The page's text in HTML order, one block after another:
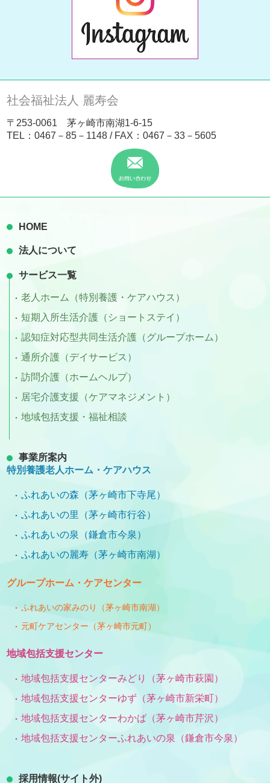
社会福祉法人 麗寿会
〒253-0061 茅ヶ崎市南湖1-6-15
TEL：0467－85－1148 / FAX：0467－33－5605
HOME
法人について
サービス一覧
老人ホーム（特別養護・ケアハウス）
短期入所生活介護（ショートステイ）
認知症対応型共同生活介護（グループホーム）
通所介護（デイサービス）
訪問介護（ホームヘルプ）
居宅介護支援（ケアマネジメント）
地域包括支援・福祉相談
事業所案内
特別養護老人ホーム・ケアハウス
ふれあいの森（茅ヶ崎市下寺尾）
ふれあいの里（茅ヶ崎市行谷）
ふれあいの泉（鎌倉市今泉）
ふれあいの麗寿（茅ヶ崎市南湖）
グループホーム・ケアセンター
ふれあいの家みのり（茅ヶ崎市南湖）
元町ケアセンター（茅ヶ崎市元町）
地域包括支援センター
地域包括支援センターみどり（茅ヶ崎市萩園）
地域包括支援センターゆず（茅ヶ崎市新栄町）
地域包括支援センターわかば（茅ヶ崎市芹沢）
地域包括支援センターふれあいの泉（鎌倉市今泉）
採用情報(サイト外)